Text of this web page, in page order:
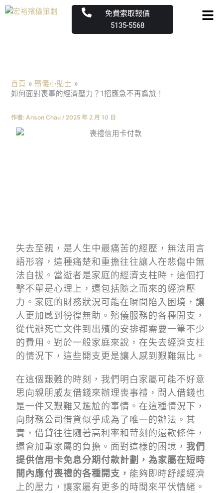
跳
免費索取報價
5135-5568
首頁
殯儀小貼士
如何面對喪事的經濟壓力？1招應急不再尷尬！
作者:Anson Chau/2025 年 2 月 10 日
失去至親，是人生中最痛苦的經歷，無法用言
語形容，這種痛楚和重擔往往讓人在悲傷中無
法自拔。當逝者是家庭的經濟支柱時，這個打
擊不單是心理上，還包括隨之而來的經濟壓
力。家庭的財務狀況可能在瞬間陷入困境，讓
人更加感到徬徨無助。殯儀服務的各種開支，
從代辦死亡文件到出殯的安排都需要一筆不少
的費用。對於一般家庭來說，在失去經濟支柱
的情況下，這些開支更是讓人感到艱難無比。
在這個艱難的時刻，我們明白家屬可能不好意
思向親朋戚友借錢來辦理喪事禮，問人借錢也
是一件又艱難又尷尬的事情。在這種情況下，
向財務公司借貸似乎成為了唯一的辦法。其
實，借貸往往隨著高利率和苛刻的還款條件，
還會加重家屬的負擔。面對這樣的困境，我們
提供信用卡免息分期付款計劃，為家屬在短時
間內應付喪禮的各種開支， 能夠即時舒緩經濟
上的壓力，讓家屬有更多的時間來平伏情緒。